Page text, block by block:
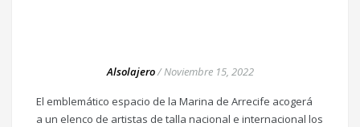
Alsolajero/Noviembre 15, 2022
El emblemático espacio de la Marina de Arrecife acogerá
a un elenco de artistas de talla nacional e internacional los